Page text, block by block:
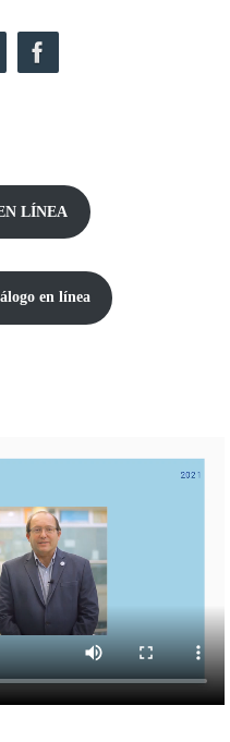
LÍNEA
en línea